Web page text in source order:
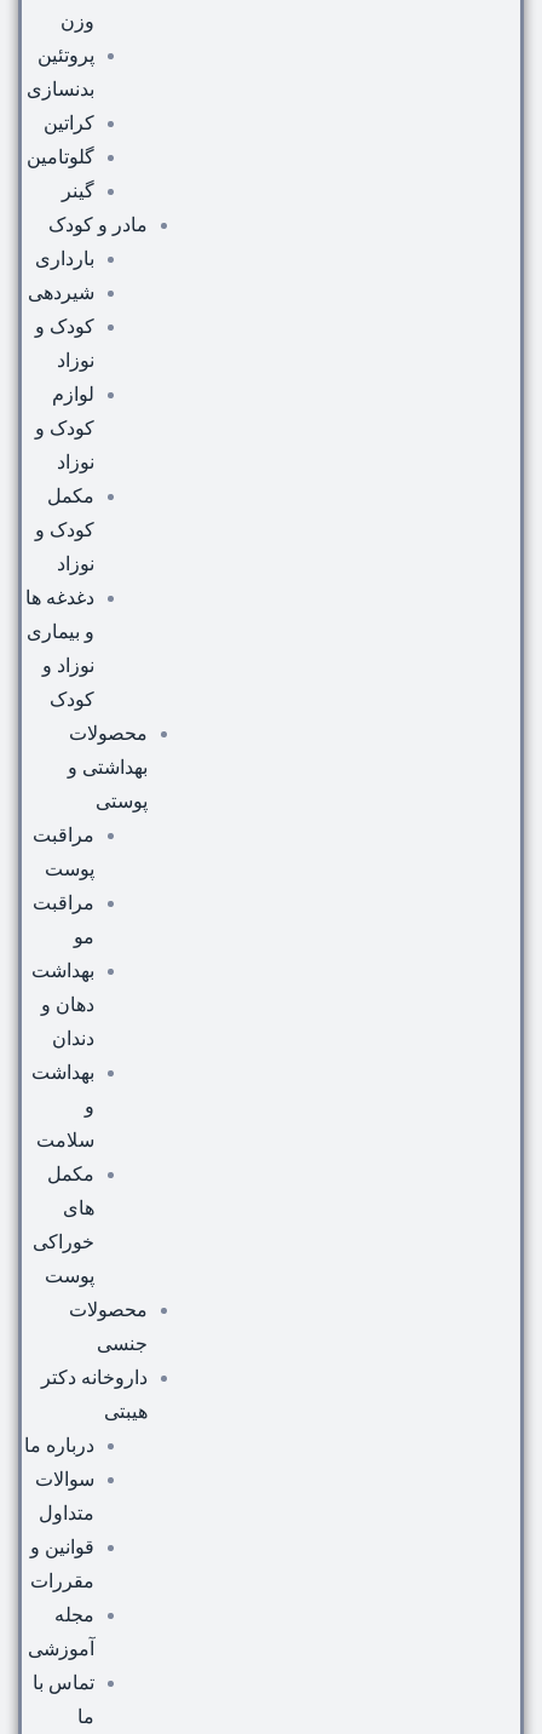
وزن
پروتئین
بدنسازی
کراتین
گلوتامین
گینر
مادر و کودک
بارداری
شیردهی
کودک و
نوزاد
لوازم
کودک و
نوزاد
مکمل
کودک و
نوزاد
دغدغه ها
و بیماری
نوزاد و
کودک
محصولات
بهداشتی و
پوستی
مراقبت
پوست
مراقبت
مو
بهداشت
دهان و
دندان
بهداشت
و
سلامت
مکمل
های
خوراکی
پوست
محصولات
جنسی
داروخانه دکتر
هیبتی
درباره ما
سوالات
متداول
قوانین و
مقررات
مجله
آموزشی
تماس با
ما